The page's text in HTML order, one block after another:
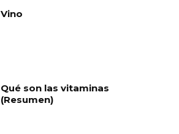
Vino
Qué son las vitaminas
(Resumen)